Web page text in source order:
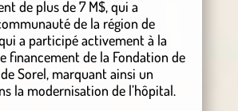
de plus de 7 M$, qui a
de la région de
a participé activement à la
financement de la Fondation de
Sorel, marquant ainsi un
la modernisation de l’hôpital.